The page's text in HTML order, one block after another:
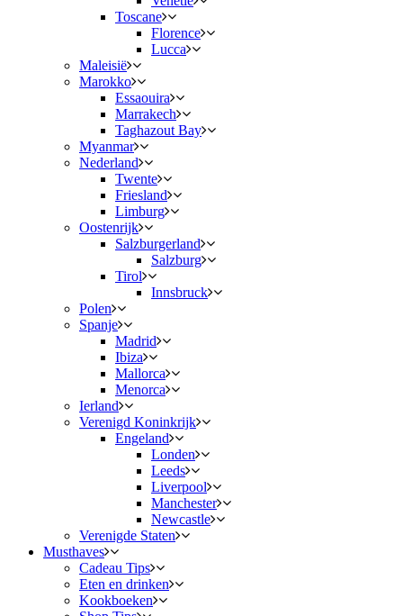
Toscane
Florence
Lucca
Maleisië
Marokko
Essaouira
Marrakech
Taghazout Bay
Myanmar
Nederland
Twente
Friesland
Limburg
Oostenrijk
Salzburgerland
Salzburg
Tirol
Innsbruck
Polen
Spanje
Madrid
Ibiza
Mallorca
Menorca
Ierland
Verenigd Koninkrijk
Engeland
Londen
Leeds
Liverpool
Manchester
Newcastle
Verenigde Staten
Musthaves
Cadeau Tips
Eten en drinken
Kookboeken